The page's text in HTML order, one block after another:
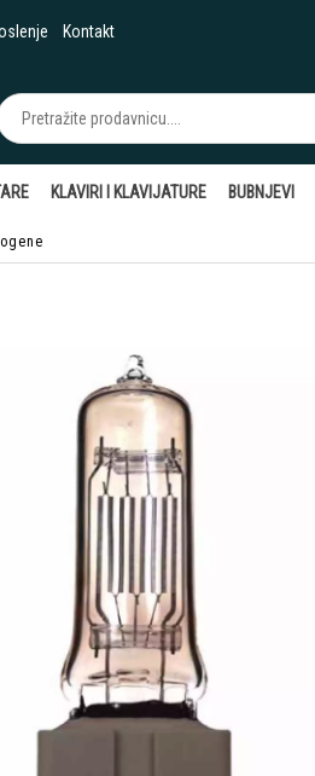
Kontakt
KLAVIRI I KLAVIJATURE BUBNJEVI